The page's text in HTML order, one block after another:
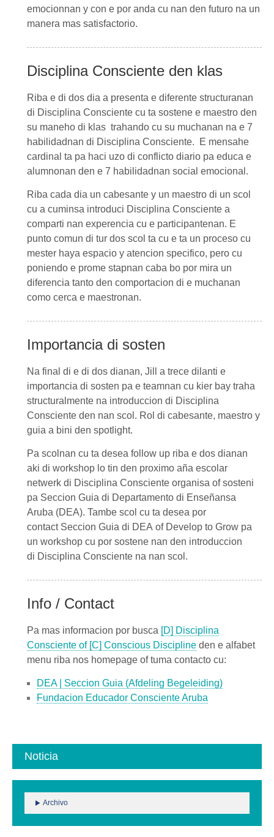
emocionnan y con e por anda cu nan den futuro na un
manera mas satisfactorio.
Disciplina Consciente den klas
Riba e di dos dia a presenta e diferente structuranan
di Disciplina Consciente cu ta sostene e maestro den
su maneho di klas trahando cu su muchanan na e 7
habilidadnan di Disciplina Consciente. E mensahe
cardinal ta pa haci uzo di conflicto diario pa educa e
alumnonan den e 7 habilidadnan social emocional.
Riba cada dia un cabesante y un maestro di un scol
cu a cuminsa introduci Disciplina Consciente a
comparti nan experencia cu e participantenan. E
punto comun di tur dos scol ta cu e ta un proceso cu
mester haya espacio y atencion specifico, pero cu
poniendo e prome stapnan caba bo por mira un
diferencia tanto den comportacion di e muchanan
como cerca e maestronan.
Importancia di sosten
Na final di e di dos dianan, Jill
a trece dilanti e
importancia di sosten pa e teamnan cu kier bay traha
structuralmente na introduccion di Disciplina
Consciente den nan scol. Rol di cabesante, maestro y
guia a bini den spotlight.
Pa scolnan cu ta desea follow up riba e dos dianan
aki di workshop lo tin den proximo aña escolar
netwerk di Disciplina Consciente organisa of sosteni
pa Seccion Guia di Departamento di Enseñansa
Aruba (DEA). Tambe scol cu ta desea por
contact Seccion Guia di DEA of Develop to Grow pa
un workshop cu por sostene nan den introduccion
di Disciplina Consciente na nan scol.
Info / Contact
Pa mas informacion por busca [D] Disciplina
Consciente of [C] Conscious Discipline den e alfabet
menu riba nos homepage of tuma contacto cu:
DEA | Seccion Guia (Afdeling Begeleiding)
Fundacion Educador Consciente Aruba
Noticia
Archivo